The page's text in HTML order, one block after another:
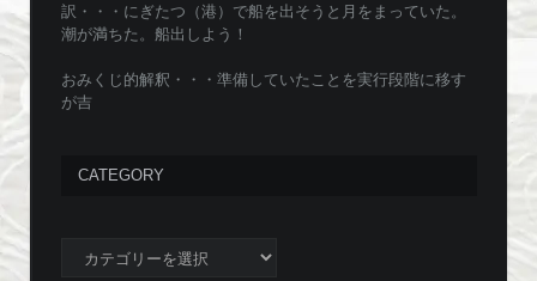
訳・・・にぎたつ（港）で船を出そうと月をまっていた。
潮が満ちた。船出しよう！
おみくじ的解釈・・・準備していたことを実行段階に移す
が吉
CATEGORY